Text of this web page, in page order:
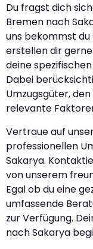
Du fragst dich
Bremen nach
uns bekommst
erstellen dir
deine
Dabei
Umzugsgüter,
relevante
Vertraue auf
professionellen
Sakarya.
von unserem
Egal ob du eine
umfassende
zur Verfügung.
nach Sakarya